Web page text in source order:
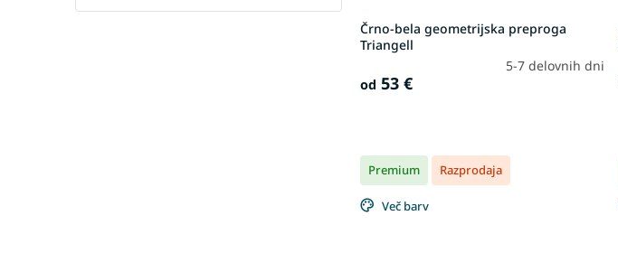
Črno-bela geometrijska preproga
Triangell
5-7 delovnih dni
od 53 €
Premium Razprodaja
Več barv